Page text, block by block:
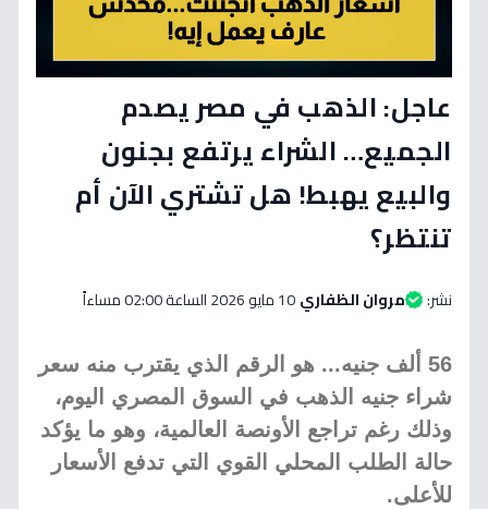
عاجل: الذهب في مصر يصدم
الجميع… الشراء يرتفع بجنون
والبيع يهبط! هل تشتري الآن أم
تنتظر؟
نشر: مروان الظفاري10 مايو 2026 الساعة 02:00 مساءاً
56 ألف جنيه... هو الرقم الذي يقترب منه سعر
شراء جنيه الذهب في السوق المصري اليوم،
وذلك رغم تراجع الأونصة العالمية، وهو ما يؤكد
حالة الطلب المحلي القوي التي تدفع الأسعار
للأعلى.